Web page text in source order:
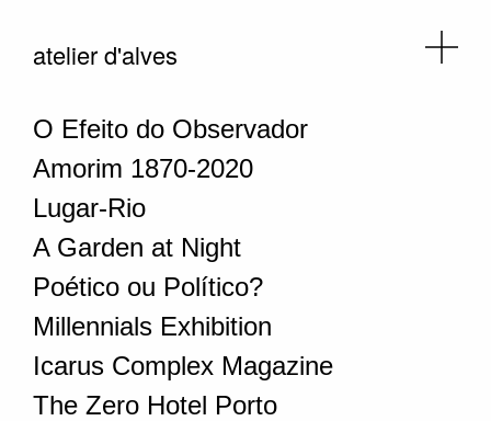
atelier d'alves
O Efeito do Observador
Amorim 1870-2020
Lugar-Rio
A Garden at Night
Poético ou Político?
Millennials Exhibition
Icarus Complex Magazine
The Zero Hotel Porto